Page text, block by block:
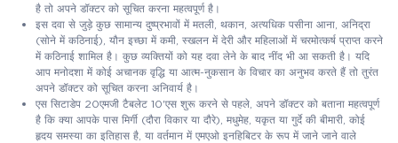
है तो अपने डॉक्टर को सूचित करना महत्वपूर्ण है।
इस दवा से जुड़े कुछ सामान्य दुष्प्रभावों में मतली, थकान, अत्यधिक पसीना आना, अनिद्रा
(सोने में कठिनाई), यौन इच्छा में कमी, स्खलन में देरी और महिलाओं में चरमोत्कर्ष प्राप्त करने
में कठिनाई शामिल है। कुछ व्यक्तियों को यह दवा लेने के बाद नींद भी आ सकती है। यदि
आप मनोदशा में कोई अचानक वृद्धि या आत्म-नुकसान के विचार का अनुभव करते हैं तो तुरंत
अपने डॉक्टर को सूचित करना अनिवार्य है।
एस सिटाडेप 20एमजी टैबलेट 10'एस शुरू करने से पहले, अपने डॉक्टर को बताना महत्वपूर्ण
है कि क्या आपके पास मिर्गी (दौरा विकार या दौरे), मधुमेह, यकृत या गुर्दे की बीमारी, कोई
हृदय समस्या का इतिहास है, या वर्तमान में एमएओ इनहिबिटर के रूप में जाने जाने वाले